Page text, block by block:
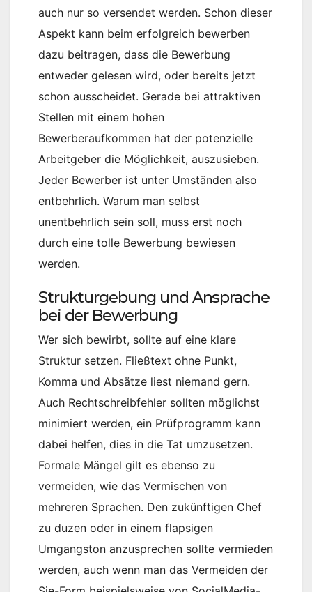
auch nur so versendet werden. Schon dieser
Aspekt kann beim erfolgreich bewerben
dazu beitragen, dass die Bewerbung
entweder gelesen wird, oder bereits jetzt
schon ausscheidet. Gerade bei attraktiven
Stellen mit einem hohen
Bewerberaufkommen hat der potenzielle
Arbeitgeber die Möglichkeit, auszusieben.
Jeder Bewerber ist unter Umständen also
entbehrlich. Warum man selbst
unentbehrlich sein soll, muss erst noch
durch eine tolle Bewerbung bewiesen
werden.
Strukturgebung und Ansprache
bei der Bewerbung
Wer sich bewirbt, sollte auf eine klare
Struktur setzen. Fließtext ohne Punkt,
Komma und Absätze liest niemand gern.
Auch Rechtschreibfehler sollten möglichst
minimiert werden, ein Prüfprogramm kann
dabei helfen, dies in die Tat umzusetzen.
Formale Mängel gilt es ebenso zu
vermeiden, wie das Vermischen von
mehreren Sprachen. Den zukünftigen Chef
zu duzen oder in einem flapsigen
Umgangston anzusprechen sollte vermieden
werden, auch wenn man das Vermeiden der